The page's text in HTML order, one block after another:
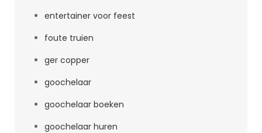
entertainer voor feest
foute truien
ger copper
goochelaar
goochelaar boeken
goochelaar huren